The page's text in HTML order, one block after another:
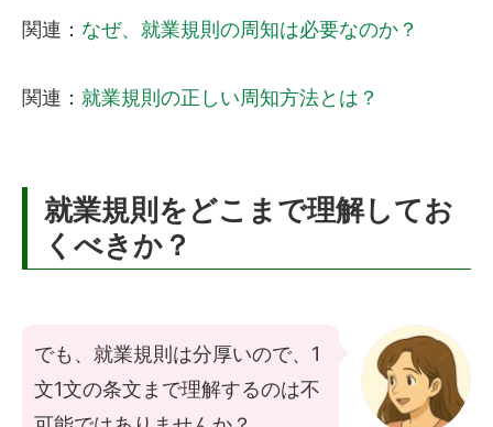
関連： なぜ、就業規則の周知は必要なのか？
関連： 就業規則の正しい周知方法とは？
就業規則をどこまで理解してお
くべきか？
でも、就業規則は分厚いので、1
文1文の条文まで理解するのは不